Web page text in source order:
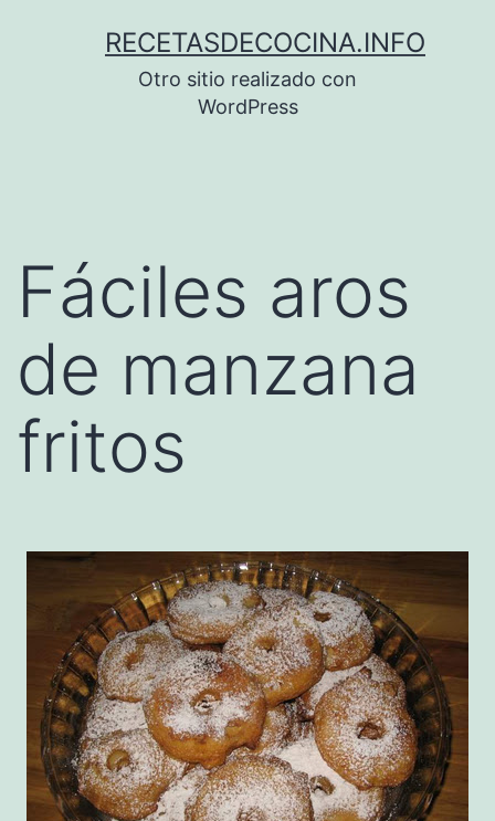
RECETASDECOCINA.INFO
Otro sitio realizado con
WordPress
Fáciles aros
de manzana
fritos